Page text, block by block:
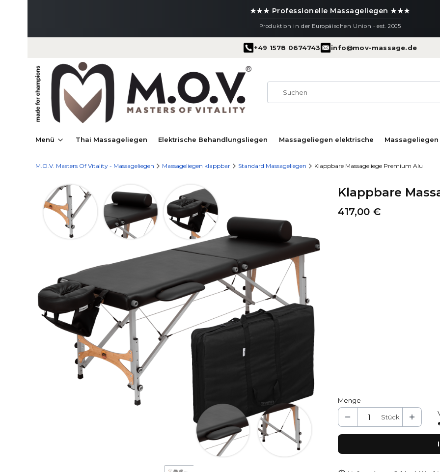
★★★ Professionelle Massageliegen ★★★
Produktion in der Europäischen Union • est. 2005
+49 1578 0674743 info@mov-massage.de
Menü Thai Massageliegen Elektrische Behandlungsliegen Massageliegen elektrische
M.O.V. Masters Of Vitality - Massageliegen Massageliegen klappbar Standard Massageliegen Klappbare Massageliege Premium Alu
Klappbare
Preis
417,00 €
Menge
Stück